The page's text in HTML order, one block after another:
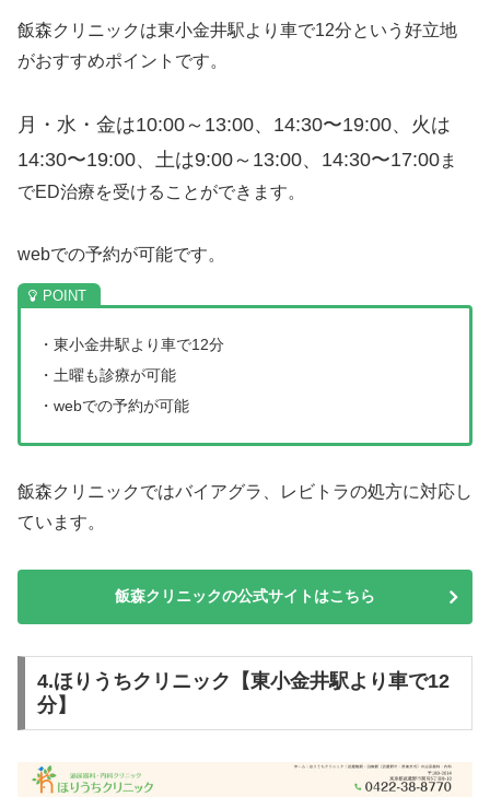
飯森クリニックは東小金井駅より車で12分という好立地
がおすすめポイントです。
月・水・金は10:00～13:00、14:30〜19:00、 火は
14:30〜19:00、土は9:00～13:00、14:30〜17:00ま
でED治療を受けることができます。
webでの予約が可能です。
・東小金井駅より車で12分
・土曜も診療が可能
・webでの予約が可能
飯森クリニックではバイアグラ、レビトラの処方に対応し
ています。
飯森クリニックの公式サイトはこちら
4.ほりうちクリニック【東小金井駅より車で12
分】